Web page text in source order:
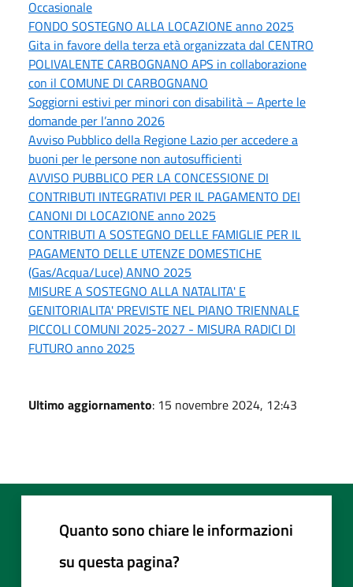
Occasionale
FONDO SOSTEGNO ALLA LOCAZIONE anno 2025
Gita in favore della terza età organizzata dal CENTRO
POLIVALENTE CARBOGNANO APS in collaborazione
con il COMUNE DI CARBOGNANO
Soggiorni estivi per minori con disabilità – Aperte le
domande per l’anno 2026
Avviso Pubblico della Regione Lazio per accedere a
buoni per le persone non autosufficienti
AVVISO PUBBLICO PER LA CONCESSIONE DI
CONTRIBUTI INTEGRATIVI PER IL PAGAMENTO DEI
CANONI DI LOCAZIONE anno 2025
CONTRIBUTI A SOSTEGNO DELLE FAMIGLIE PER IL
PAGAMENTO DELLE UTENZE DOMESTICHE
(Gas/Acqua/Luce) ANNO 2025
MISURE A SOSTEGNO ALLA NATALITA' E
GENITORIALITA' PREVISTE NEL PIANO TRIENNALE
PICCOLI COMUNI 2025-2027 - MISURA RADICI DI
FUTURO anno 2025
Ultimo aggiornamento: 15 novembre 2024, 12:43
Quanto sono chiare le informazioni
su questa pagina?